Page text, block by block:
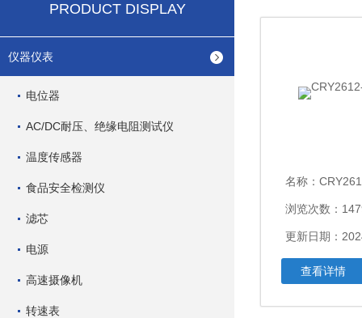
PRODUCT DISPLAY
仪器仪表
电位器
AC/DC耐压、绝缘电阻测试仪
温度传感器
食品安全检测仪
滤芯
电源
高速摄像机
转速表
名称：
浏览次数：
更新日期：
查看详情